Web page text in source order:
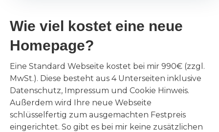
Wie viel kostet eine neue
Homepage?
Eine Standard Webseite kostet bei mir 990€ (zzgl.
MwSt.). Diese besteht aus 4 Unterseiten inklusive
Datenschutz, Impressum und Cookie Hinweis.
Außerdem wird Ihre neue Webseite
schlüsselfertig zum ausgemachten Festpreis
eingerichtet. So gibt es bei mir keine zusätzlichen